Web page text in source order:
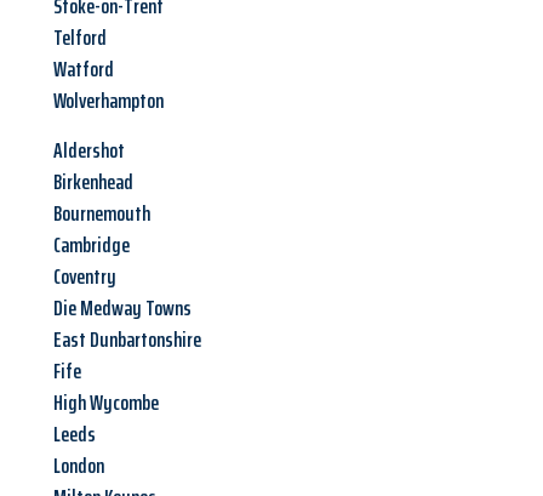
Telford
Watford
Wolverhampton
Aldershot
Birkenhead
Bournemouth
Cambridge
Coventry
Die Medway Towns
East Dunbartonshire
Fife
High Wycombe
Leeds
London